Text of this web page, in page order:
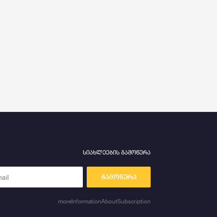
სიახლეების გამოწერა
გამოწერა
moreInformationAboutSubscription